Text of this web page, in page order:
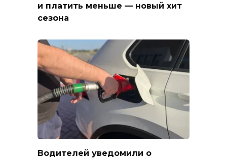
и платить меньше — новый хит
сезона
Водителей уведомили о